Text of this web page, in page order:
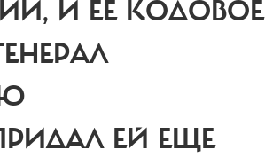
И ЕЕ КОДОВОЕ
ЕЙ ЕЩЕ